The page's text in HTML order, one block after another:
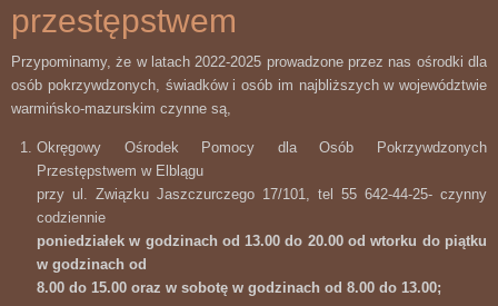
przestępstwem
Przypominamy, że w latach 2022-2025 prowadzone przez nas ośrodki dla
osób pokrzywdzonych, świadków i osób im najbliższych w województwie
warmińsko-mazurskim czynne są,
Okręgowy Ośrodek Pomocy dla Osób Pokrzywdzonych
Przestępstwem w Elblągu
przy ul. Związku Jaszczurczego 17/101, tel 55 642-44-25- czynny
codziennie
poniedziałek w godzinach od 13.00 do 20.00 od wtorku do piątku
w godzinach od
8.00 do 15.00 oraz w sobotę w godzinach od 8.00 do 13.00;